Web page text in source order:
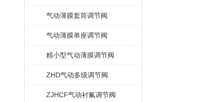
气动薄膜套筒调节阀
气动薄膜单座调节阀
精小型气动薄膜调节阀
ZHD气动多级调节阀
ZJHCF气动衬氟调节阀